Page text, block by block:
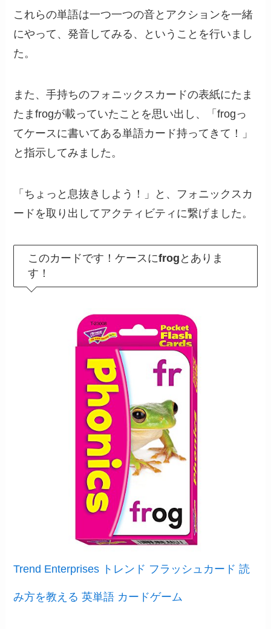
これらの単語は一つ一つの音とアクションを一緒
にやって、発音してみる、ということを行いまし
た。
また、手持ちのフォニックスカードの表紙にたま
たまfrogが載っていたことを思い出し、「frogっ
てケースに書いてある単語カード持ってきて！」
と指示してみました。
「ちょっと息抜きしよう！」と、フォニックスカ
ードを取り出してアクティビティに繋げました。
このカードです！ケースにfrog とありま
す！
Trend Enterprises トレンド フラッシュカード 読
み方を教える 英単語 カードゲーム